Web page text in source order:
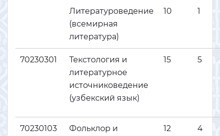
Литературоведение
(всемирная
литература)
10 1
70230301
Текстология и
литературное
источниковедение
(узбекский язык)
15 5
70230103
Фольклор и
12 4